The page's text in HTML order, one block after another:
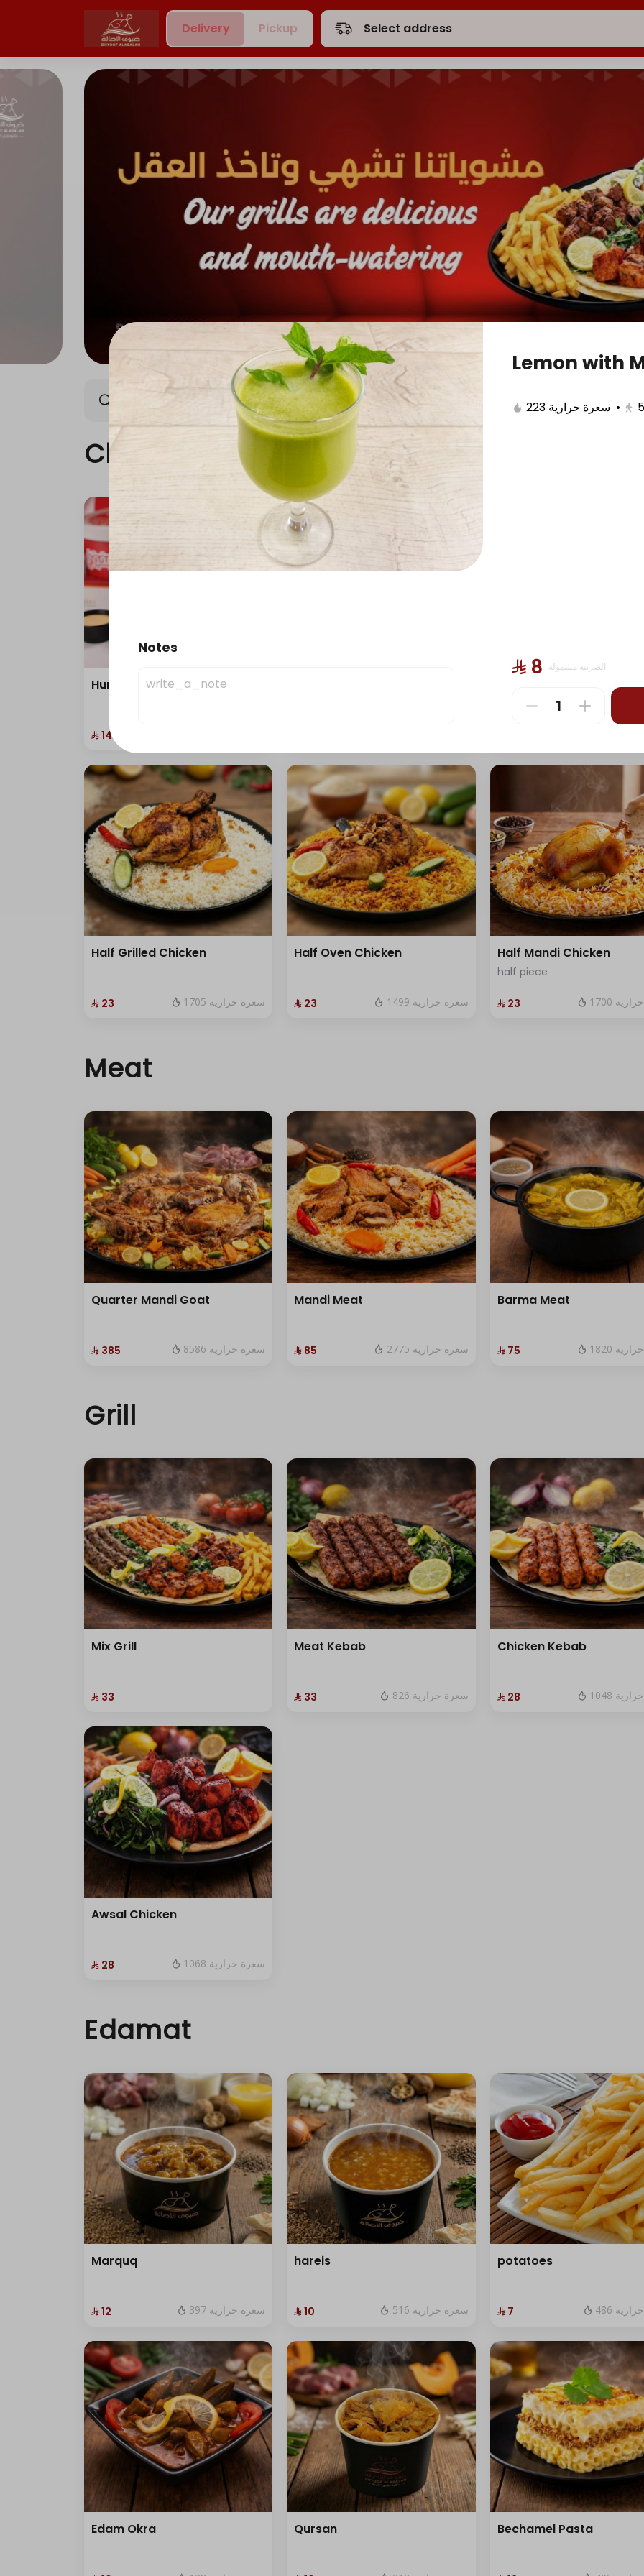
Delivery Pickup Select address
Chicken Meat Grill Edamat Dessert
Chicken
Hunger Buddy Box
⁨⁦‪‬ 14⁩
Half Grilled Chicken
⁨⁦‪‬ 23⁩ 1705 سعرة حرارية
Half Oven Chicken
⁨⁦‪‬ 23⁩ 1499 سعرة حرارية
Half Mandi Chicken
half piece
⁨⁦‪‬ 23⁩ حرارية
Meat
Quarter Mandi Goat
⁨⁦‪‬ 385⁩ 8586 سعرة حرارية
Mandi Meat
⁨⁦‪‬ 85⁩ 2775 سعرة حرارية
Barma Meat
⁨⁦‪‬ 75⁩ حرارية
Grill
Mix Grill
⁨⁦‪‬ 33⁩
Meat Kebab
⁨⁦‪‬ 33⁩ 826 سعرة حرارية
Chicken Kebab
⁨⁦‪‬ 28⁩ حرارية
Awsal Chicken
⁨⁦‪‬ 28⁩ 1068 سعرة حرارية
Edamat
Marquq
⁨⁦‪‬ 12⁩ 397 سعرة حرارية
hareis
⁨⁦‪‬ 10⁩ 516 سعرة حرارية
potatoes
⁨⁦‪‬ 7⁩ حرارية
Edam Okra Qursan Bechamel Pasta
Notes
Lemon with
223 سعرة حرارية •
⁨⁦‪‬ 8⁩ الضريبة مشمولة